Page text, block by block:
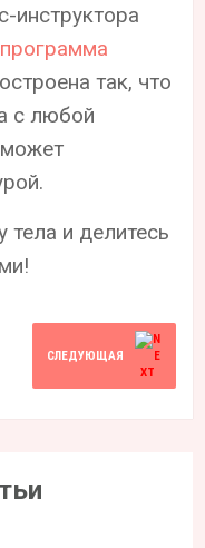
инструктора
программа
так, что
с любой
тела и делитесь
СЛЕДУЮЩАЯ